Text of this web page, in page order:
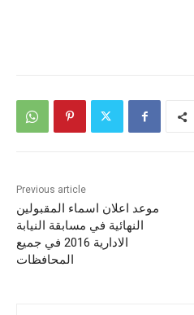
Previous article
موعد اعلان اسماء المقبولين
النهائية في مسابقة النيابة
الادارية 2016 في جميع
المحافظات